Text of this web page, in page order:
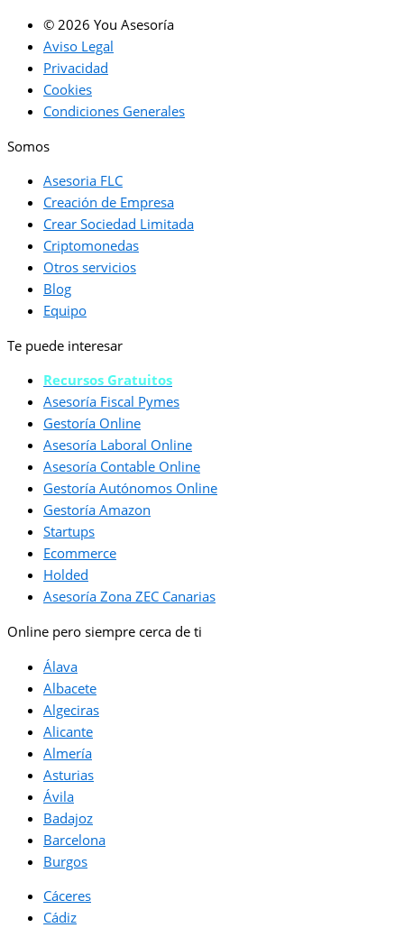
© 2026 You Asesoría
Aviso Legal
Privacidad
Cookies
Condiciones Generales
Somos
Asesoria FLC
Creación de Empresa
Crear Sociedad Limitada
Criptomonedas
Otros servicios
Blog
Equipo
Te puede interesar
Recursos Gratuitos
Asesoría Fiscal Pymes
Gestoría Online
Asesoría Laboral Online
Asesoría Contable Online
Gestoría Autónomos Online
Gestoría Amazon
Startups
Ecommerce
Holded
Asesoría Zona ZEC Canarias
Online pero siempre cerca de ti
Álava
Albacete
Algeciras
Alicante
Almería
Asturias
Ávila
Badajoz
Barcelona
Burgos
Cáceres
Cádiz